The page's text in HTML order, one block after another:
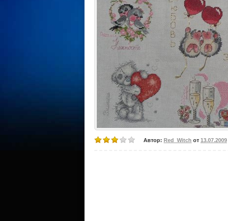
Автор: Red_Witch от 13.07.2009